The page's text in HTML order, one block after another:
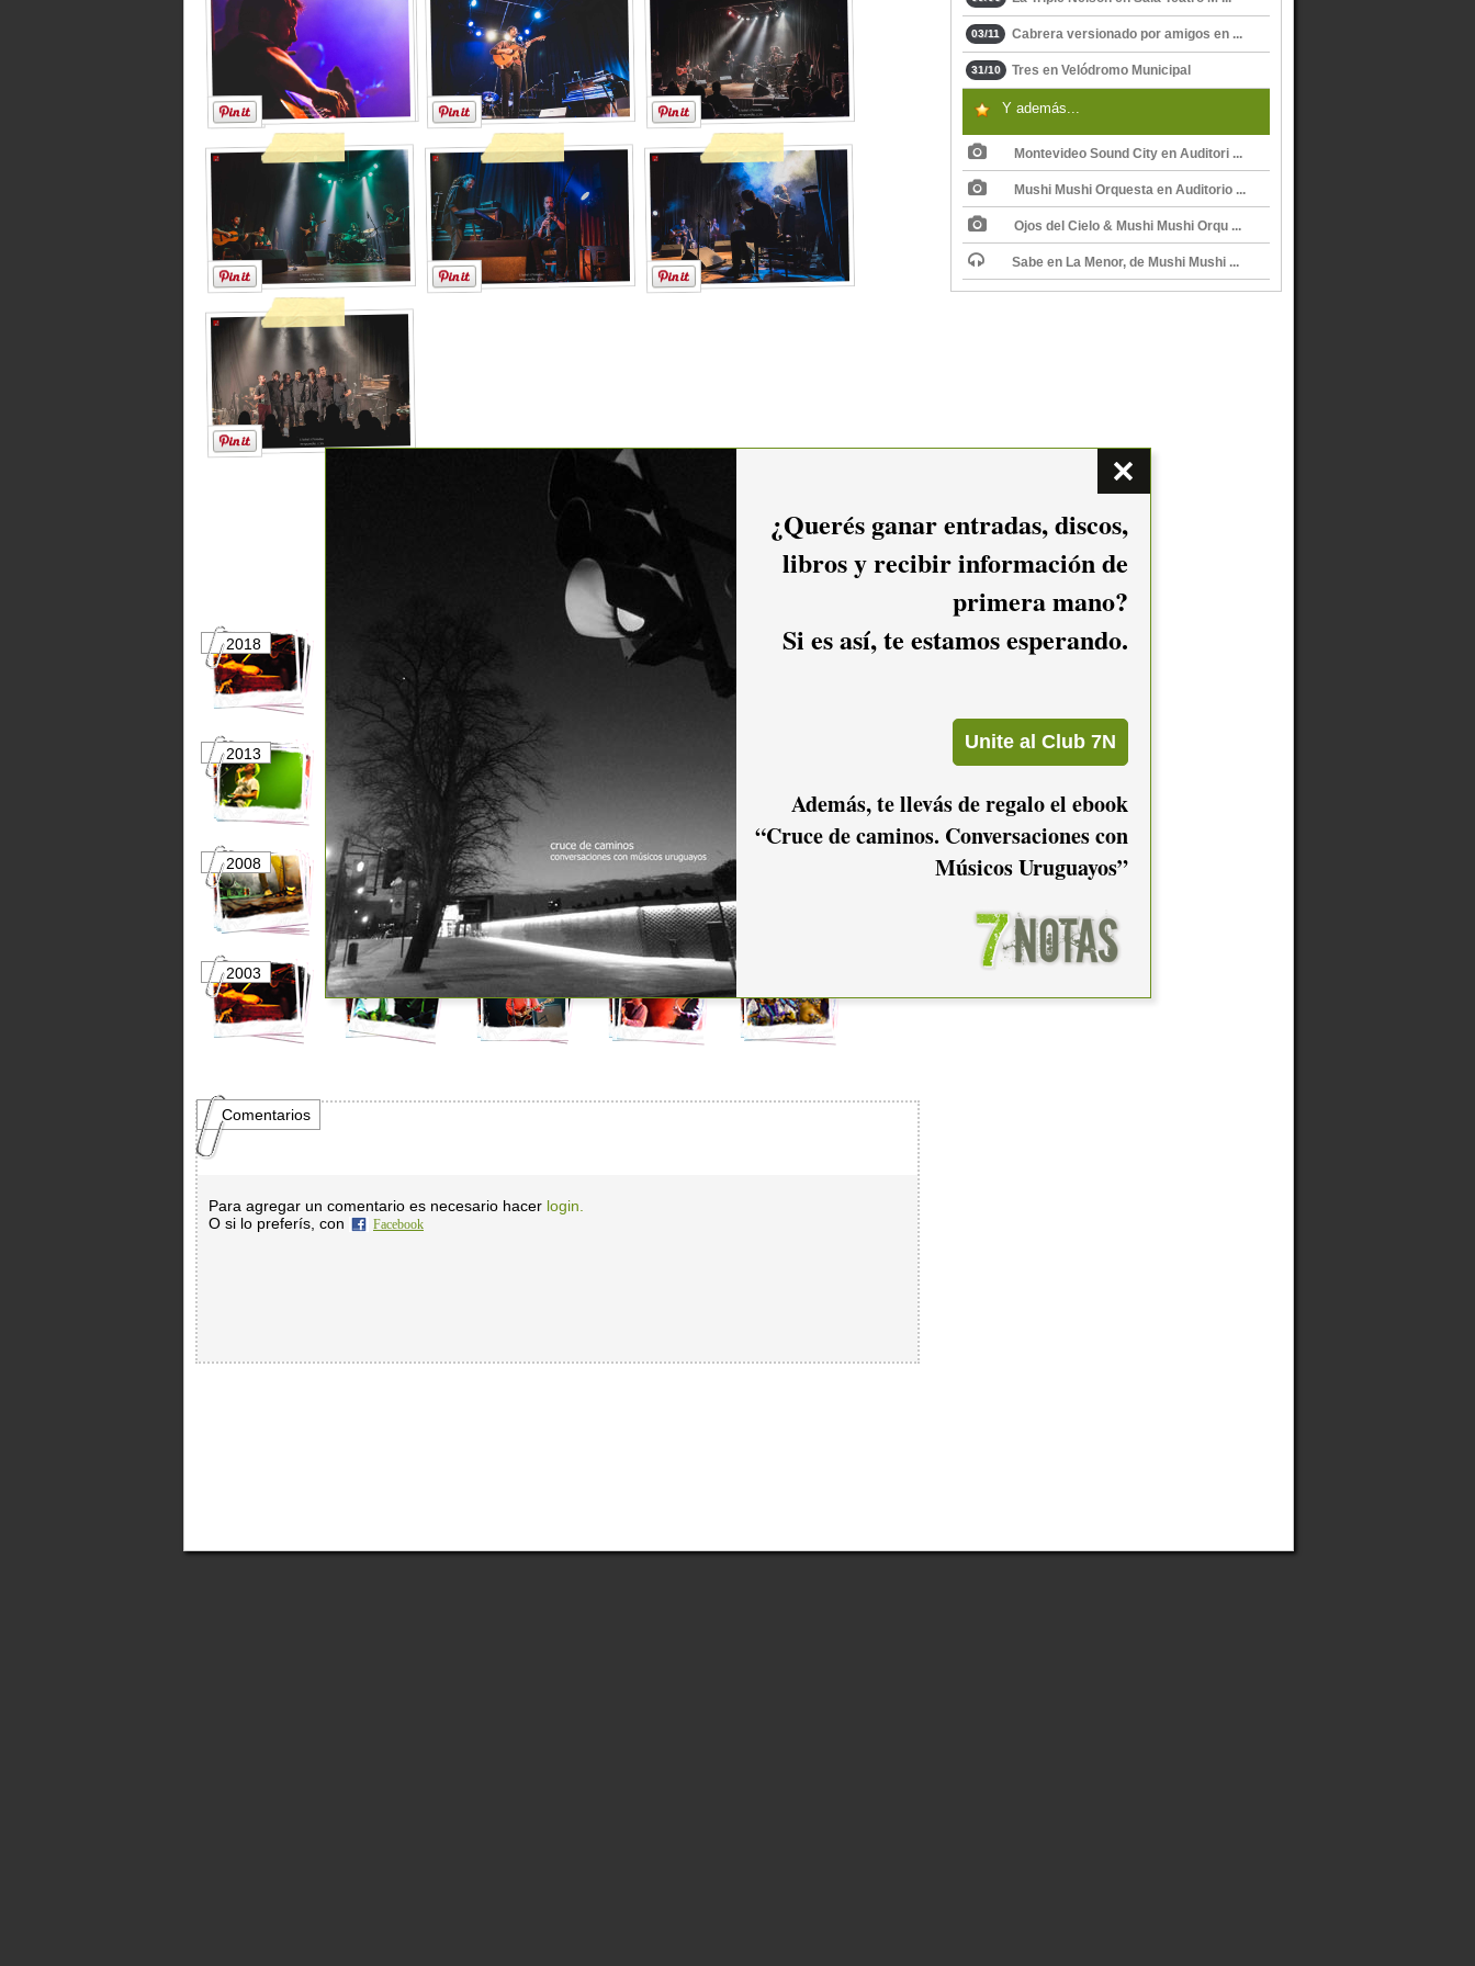
2018 2015 2014
2013 2012 2011
2008 2007 2006 2005
2003 2002 2001 2000
Comentarios
Para agregar un comentario es necesario hacer login.
O si lo preferís, con
Facebook
03/11 Cabrera versionado por amigos en ...
31/10 Tres en Velódromo Municipal
Y además...
Montevideo Sound City en Auditori ...
Mushi Mushi Orquesta en Auditorio ...
Ojos del Cielo & Mushi Mushi Orqu ...
Sabe en La Menor, de Mushi Mushi ...
¿Querés ganar entradas, discos,
libros y recibir información de
primera mano?
Si es así, te estamos esperando.
Además, te llevás de regalo el ebook
“Cruce de caminos. Conversaciones con
Músicos Uruguayos”